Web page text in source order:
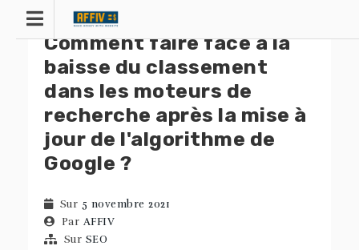
Skip
contentComment faire face à la
baisse du classement
dans les moteurs de
recherche après la mise à
jour de l'algorithme de
Google ?
Sur 5 novembre 2021
Par AFFIV
Sur SEO